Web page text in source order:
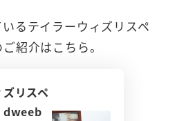
るテイラーウィズリスペ
紹介はこちら。
リスペ
dweeb